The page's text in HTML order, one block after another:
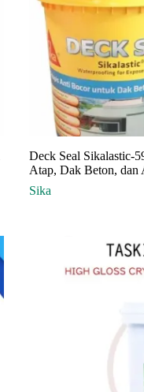
Deck Seal Sikalastic-
Atap, Dak Beton, dan
Sika